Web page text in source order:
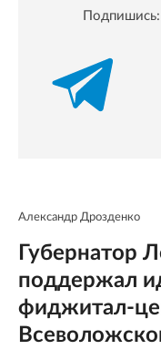
Подпишись:
Александр Дрозденко
Губернатор
поддержал
фиджитал-